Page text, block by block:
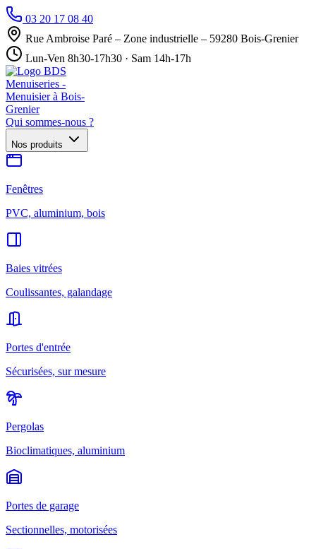
03 20 17 08 40
Rue Ambroise Paré – Zone industrielle – 59280 Bois-Grenier
Lun-Ven 8h30-17h30 · Sam 14h-17h
Qui sommes-nous ?
Nos produits
Fenêtres
PVC, aluminium, bois
Baies vitrées
Coulissantes, galandage
Portes d'entrée
Sécurisées, sur mesure
Pergolas
Bioclimatiques, aluminium
Portes de garage
Sectionnelles, motorisées